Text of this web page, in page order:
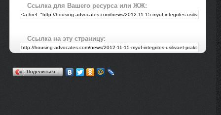
Ссылка для Вашего ресурса или ЖЖ:
Ссылка на эту страницу:
Поделиться…